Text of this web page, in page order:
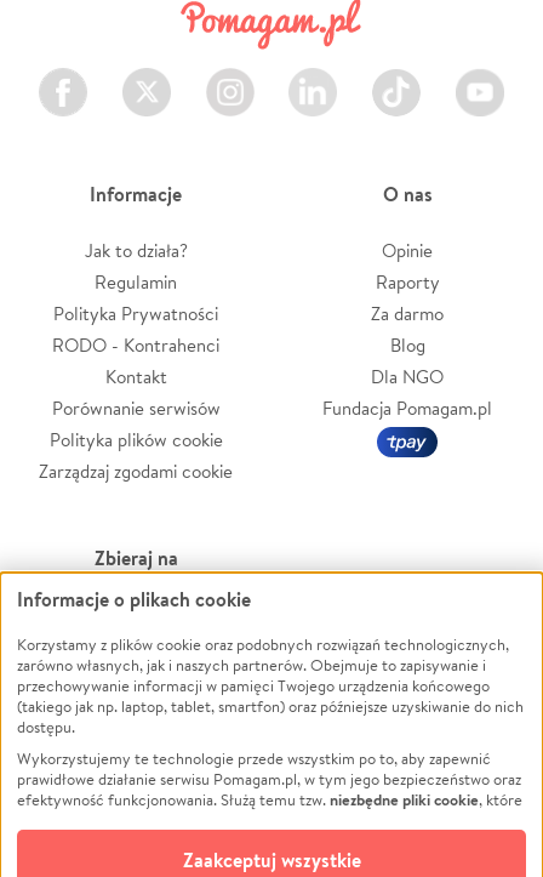
Facebook Twitter Instagram LinkedIn TikTok Youtube
Informacje
Jak to działa?
Regulamin
Polityka Prywatności
RODO - Kontrahenci
Kontakt
Porównanie serwisów
Polityka plików cookie
Zarządzaj zgodami cookie
O nas
Opinie
Raporty
Za darmo
Blog
Dla NGO
Fundacja Pomagam.pl
Zbieraj na
Leczenie
Zwierzęta
Pożar
Ukraina
Pomoc Finansowa
Projekty
Pogrzeb
Społeczność lokalna
Powódź
Wichura
NGO
Edukacja
Podróż
Impreza
Ochrona środowiska
Informacje o plikach cookie
Korzystamy z plików cookie oraz podobnych rozwiązań technologicznych,
zarówno własnych, jak i naszych partnerów. Obejmuje to zapisywanie i
przechowywanie informacji w pamięci Twojego urządzenia końcowego
(takiego jak np. laptop, tablet, smartfon) oraz późniejsze uzyskiwanie do nich
dostępu.
Wykorzystujemy te technologie przede wszystkim po to, aby zapewnić
prawidłowe działanie serwisu Pomagam.pl, w tym jego bezpieczeństwo oraz
efektywność funkcjonowania. Służą temu tzw.niezbędne pliki cookie, które
opcjonalnych plików cookie
Zaakceptuj wszystkie